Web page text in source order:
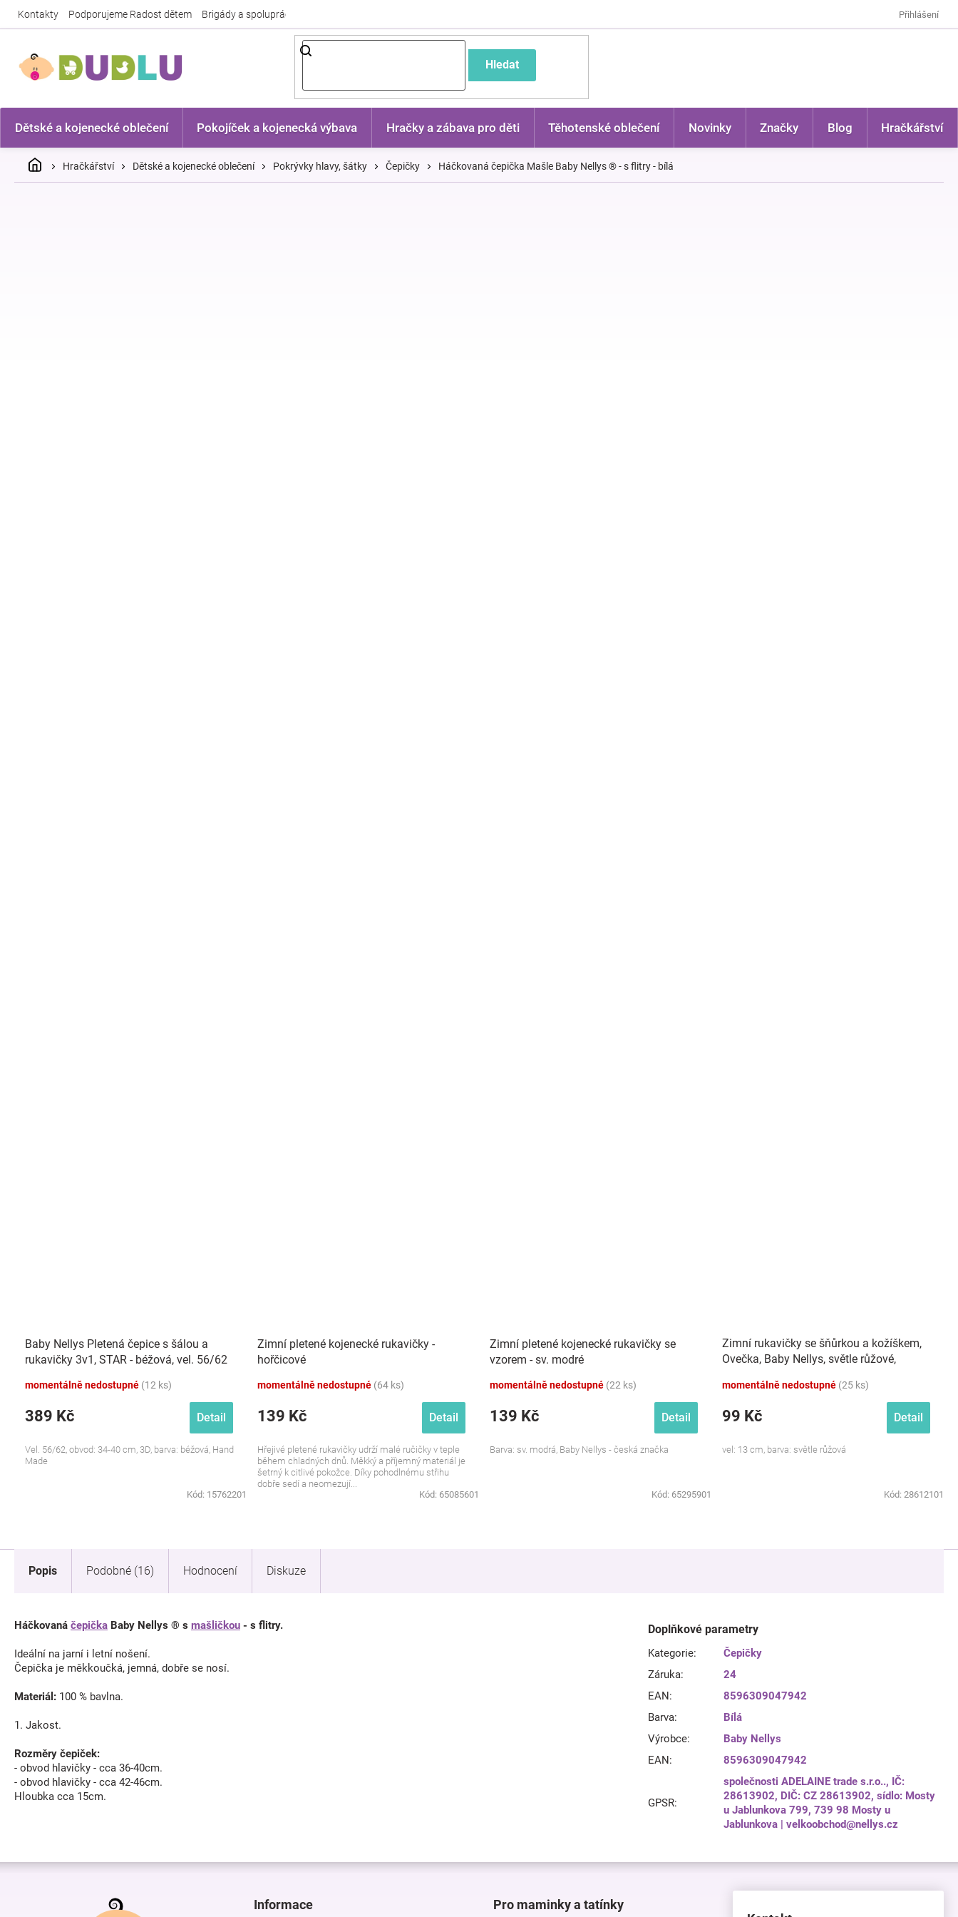
Kontakty Podporujeme Radost dětem Brigády a spolupráce Přihlášení
Hledat
Dětské a kojenecké oblečení Pokojíček a kojenecká výbava Hračky a zábava pro děti Těhotenské oblečení Novinky Značky Blog Hračkářství
DomůHračkářství Dětské a kojenecké oblečení Pokrývky hlavy, šátky Čepičky Háčkovaná čepička Mašle Baby Nellys ® - s flitry - bílá
Baby Nellys Pletená čepice s šálou a
rukavičky 3v1, STAR - béžová, vel. 56/62
momentálně nedostupné (12 ks)
389 Kč Detail
Vel. 56/62, obvod: 34-40 cm, 3D, barva: béžová, Hand
Made
Kód: 15762201
Zimní pletené kojenecké rukavičky -
hořčicové
momentálně nedostupné (64 ks)
139 Kč Detail
Hřejivé pletené rukavičky udrží malé ručičky v teple
během chladných dnů. Měkký a příjemný materiál je
šetrný k citlivé pokožce. Díky pohodlnému střihu
dobře sedí a neomezují...
Kód: 65085601
Zimní pletené kojenecké rukavičky se
vzorem - sv. modré
momentálně nedostupné (22 ks)
139 Kč Detail
Barva: sv. modrá, Baby Nellys - česká značka
Kód: 65295901
Zimní rukavičky se šňůrkou a kožíškem,
Ovečka, Baby Nellys, světle růžové,
momentálně nedostupné (25 ks)
99 Kč Detail
vel: 13 cm, barva: světle růžová
Kód: 28612101
Popis Podobné (16) Hodnocení Diskuze
Háčkovaná čepička Baby Nellys ® s mašličkou - s flitry.
Ideální na jarní i letní nošení.
Čepička je měkkoučká, jemná, dobře se nosí.
Materiál: 100 % bavlna.
1. Jakost.
Rozměry čepiček:
- obvod hlavičky - cca 36-40cm.
- obvod hlavičky - cca 42-46cm.
Hloubka cca 15cm.
Doplňkové parametry
Kategorie:
Čepičky
Záruka:
24
EAN:
8596309047942
Barva:
Bílá
Výrobce:
Baby Nellys
EAN: 8596309047942
GPSR:
společnosti ADELAINE trade s.r.o.., IČ:
28613902, DIČ: CZ 28613902, sídlo: Mosty
u Jablunkova 799, 739 98 Mosty u
Jablunkova | velkoobchod@nellys.cz
Z
Informace
Pro maminky a tatínky